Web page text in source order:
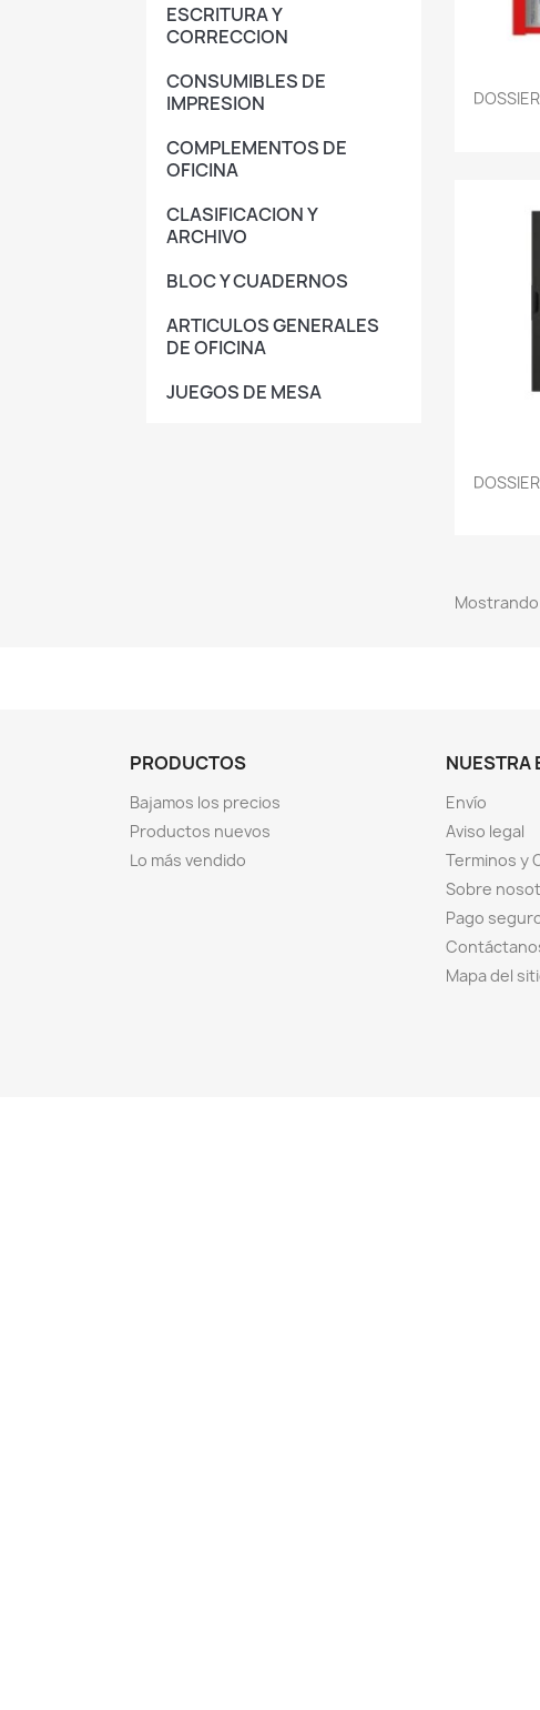
ESCRITURA Y
CORRECCION
CONSUMIBLES DE
IMPRESION
COMPLEMENTOS DE
OFICINA
CLASIFICACION Y
ARCHIVO
BLOC Y CUADERNOS
ARTICULOS GENERALES
DE OFICINA
JUEGOS DE MESA
PRODUCTOS
Bajamos los precios
Productos nuevos
Lo más vendido
NUESTRA
Envío
Aviso legal
Terminos y
Sobre
Pago
Mapa del